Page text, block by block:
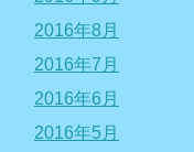
2016年8月
2016年7月
2016年6月
2016年5月